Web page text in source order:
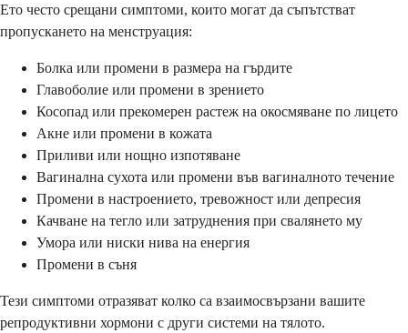
Ето често срещани симптоми, които могат да съпътстват
пропускането на менструация:
Болка или промени в размера на гърдите
Главоболие или промени в зрението
Косопад или прекомерен растеж на окосмяване по лицето
Акне или промени в кожата
Приливи или нощно изпотяване
Вагинална сухота или промени във вагиналното течение
Промени в настроението, тревожност или депресия
Качване на тегло или затруднения при свалянето му
Умора или ниски нива на енергия
Промени в съня
Тези симптоми отразяват колко са взаимосвързани вашите
репродуктивни хормони с други системи на тялото.